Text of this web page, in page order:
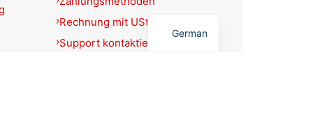
Rechnung mit USt.-Ausweis?
Support kontaktieren
German